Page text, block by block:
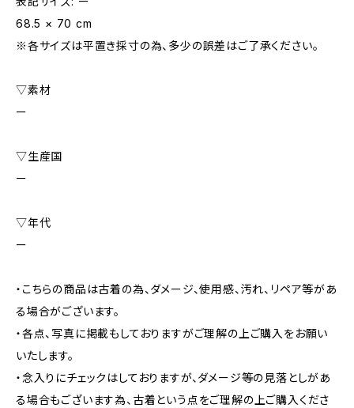
68.5 × 70 cm
※各サイズは平置き採寸の為、多少の誤差はご了承ください。
▽素材
ー
▽生産国
ー
▽年代
ー
・こちらの商品は古着の為、ダメージ、使用感、汚れ、リペア等があ
る場合がございます。
・各点、写真に掲載もしておりますがご理解の上ご購入をお願い
いたします。
・念入りにチェックはしておりますが、ダメージ等の見落としがあ
る場合もございます為、古着という点をご理解の上ご購入くださ